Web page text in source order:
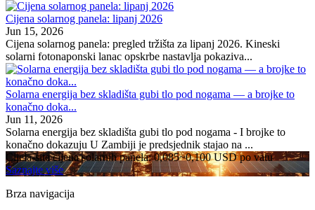
Cijena solarnog panela: lipanj 2026
Jun 15, 2026
Cijena solarnog panela: pregled tržišta za lipanj 2026. Kineski
solarni fotonaponski lanac opskrbe nastavlja pokaziva...
Solarna energija bez skladišta gubi tlo pod nogama — a brojke to
konačno doka...
Jun 11, 2026
Solarna energija bez skladišta gubi tlo pod nogama - I brojke to
konačno dokazuju U Zambiji je predsjednik stajao na ...
Cijela-site cijena solarnih panela: 0,085~0,100 USD po vatu
Saznajte više
Brza navigacija